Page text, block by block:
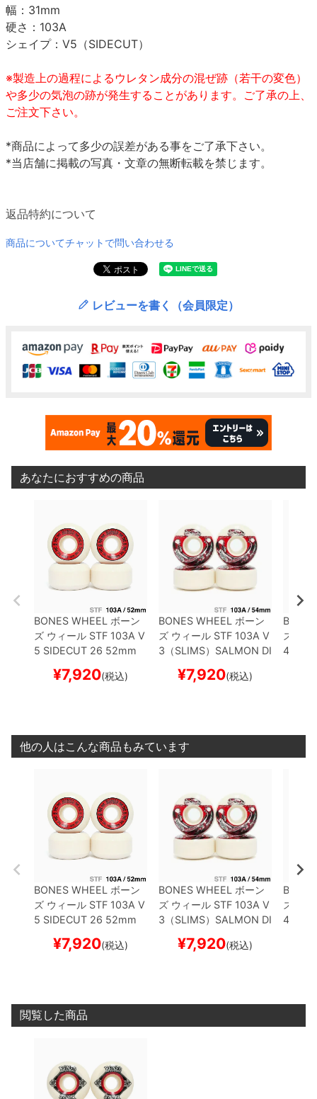
幅：31mm
硬さ：103A
シェイプ：V5（SIDECUT）
※製造上の過程によるウレタン成分の混ぜ跡（若干の変色）
や多少の気泡の跡が発生することがあります。ご了承の上、
ご注文下さい。
*商品によって多少の誤差がある事をご了承下さい。
*当店舗に掲載の写真・文章の無断転載を禁じます。
返品特約について
商品についてチャットで問い合わせる
レビューを書く（会員限定）
あなたにおすすめの商品
BONES WHEEL ボーン
ズ ウィール STF 103A V
5 SIDECUT 26 52mm
¥7,920(税込)
BONES WHEEL ボーン
ズ ウィール STF 103A V
3（SLIMS） SALMON DI
ボード スケボー
¥7,920(税込)
ズ
4（
他の人はこんな商品もみています
BONES WHEEL ボーン
ズ ウィール STF 103A V
5 SIDECUT 26 52mm
¥7,920(税込)
BONES WHEEL ボーン
ズ ウィール STF 103A V
3（SLIMS） SALMON DI
ボード スケボー
¥7,920(税込)
ズ
4（
閲覧した商品